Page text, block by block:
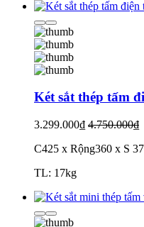
Két sắt thép tấm
3.299.000₫ 4.750.000₫
C425 x Rộng360 x S
TL: 17kg